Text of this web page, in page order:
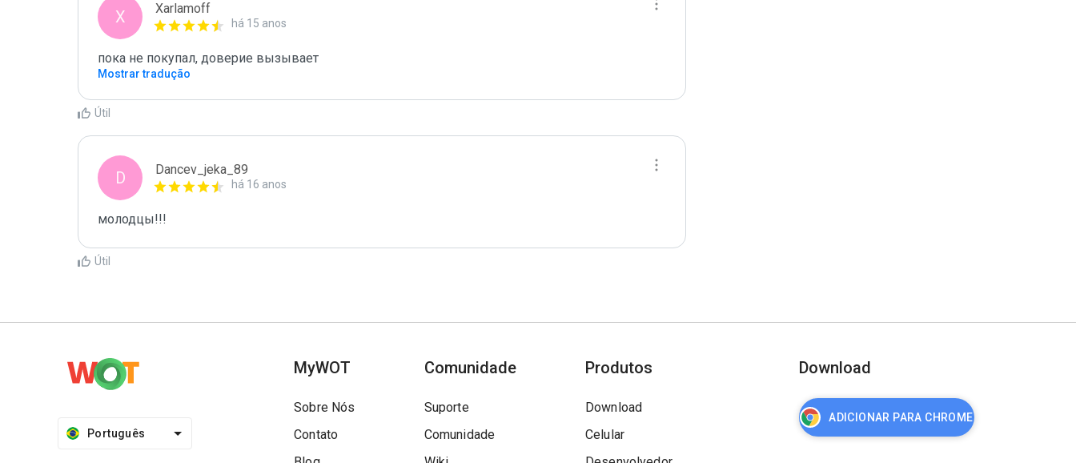
X Xarlamoff
há 15 anos
пока не покупал, доверие вызывает
Mostrar tradução
Útil
D Dancev_jeka_89
há 16 anos
молодцы!!!
Útil
Português
MyWOT
Sobre Nós
Contato
Comunidade
Suporte
Comunidade
Produtos
Download
Celular
Download
ADICIONAR PARA CHROME